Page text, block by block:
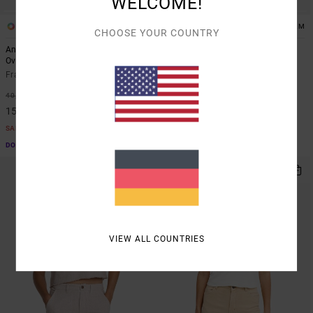
Antonia Figueiredo Bonhomme
Oversized
Frauen Schwarz Übergroßes T-Shirt
40,00 €
15,00 €
SALE
DOPPELTER RABATT EXTRA 25 %
ARTIST NETWORK PROGRAM
Beinen
80,00 €
30,00 €
CHOOSE YOUR COUNTRY
VIEW ALL COUNTRIES